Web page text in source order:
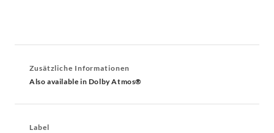
Zusätzliche Informationen
Also available in Dolby Atmos®
Label